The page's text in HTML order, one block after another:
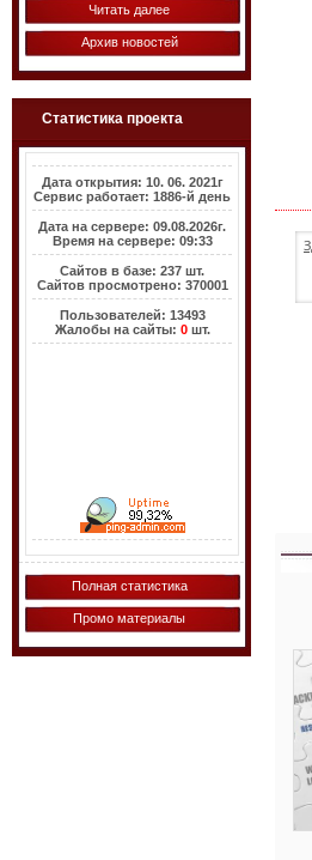
Читать далее
Архив новостей
Статистика проекта
Дата открытия: 10. 06. 2021г
Сервис работает: 1886-й день
Дата на сервере: 09.08.2026г.
Время на сервере: 09:33
Сайтов в базе: 237 шт.
Сайтов просмотрено: 370001
Пользователей: 13493
Жалобы на сайты: 0шт.
Полная статистика
Промо материалы